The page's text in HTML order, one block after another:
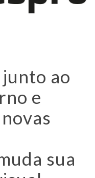
ao
e
sua